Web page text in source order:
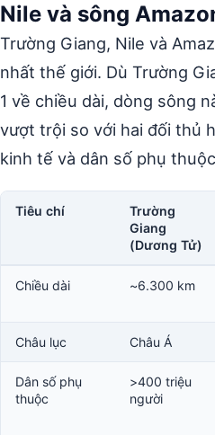
Nile và sông
Trường Giang, Nile và
nhất thế giới. Dù Trường
1 về chiều dài, dòng sông
vượt trội so với hai đối thủ
kinh tế và dân số phụ
Tiêu chí
Trường
Giang
(Dương Tử)
Chiều dài ~6.300 km
Châu lục Châu Á
Dân số phụ
thuộc
>400 triệu
người